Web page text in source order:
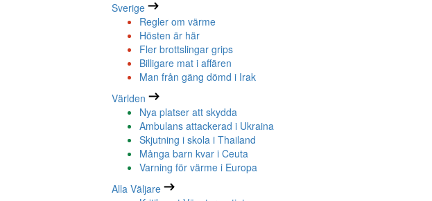
Sverige
Regler om värme
Hösten är här
Fler brottslingar grips
Billigare mat i affären
Man från gäng dömd i Irak
Världen
Nya platser att skydda
Ambulans attackerad i Ukraina
Skjutning i skola i Thailand
Många barn kvar i Ceuta
Varning för värme i Europa
Alla Väljare